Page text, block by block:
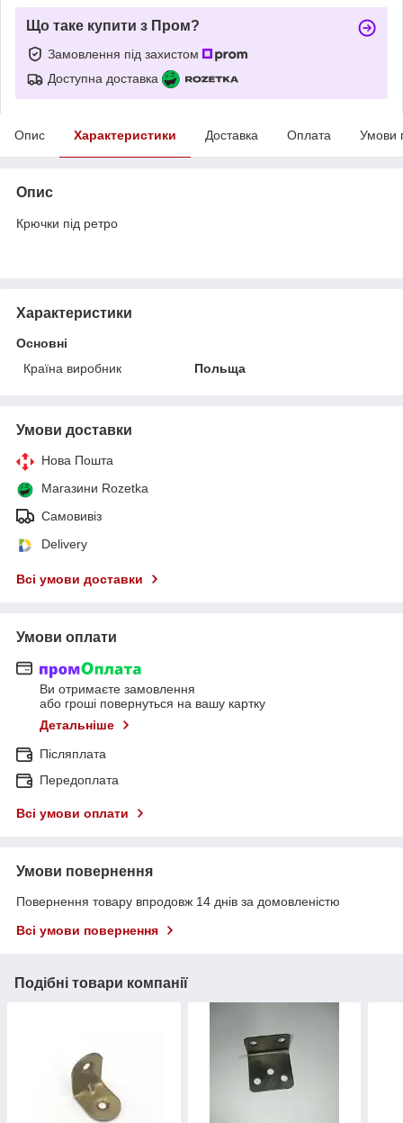
Що таке купити з Пром?
Замовлення під захистом
Доступна доставка
Опис Характеристики Доставка Оплата Умови
Опис
Крючки під ретро
Характеристики
Основні
Країна виробник
Польща
Умови доставки
Нова Пошта
Магазини Rozetka
Самовивіз
Delivery
Всі умови доставки
Умови оплати
Ви отримаєте замовлення
або гроші повернуться на вашу картку
Детальніше
Післяплата
Передоплата
Всі умови оплати
Умови повернення
Повернення товару впродовж 14 днів за домовленістю
Всі умови повернення
Подібні товари компанії